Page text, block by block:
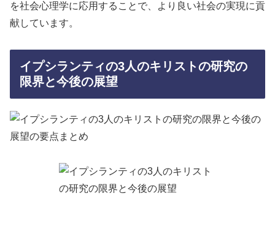
を社会心理学に応用することで、より良い社会の実現に貢
献しています。
イプシランティの3人のキリストの研究の
限界と今後の展望